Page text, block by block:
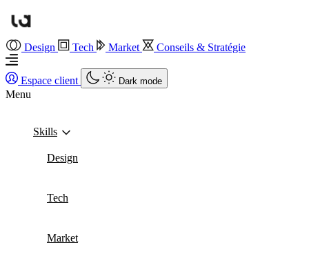
Design Tech Market Conseils & Stratégie
Espace client Dark mode
Menu
Skills
Design
Tech
Market